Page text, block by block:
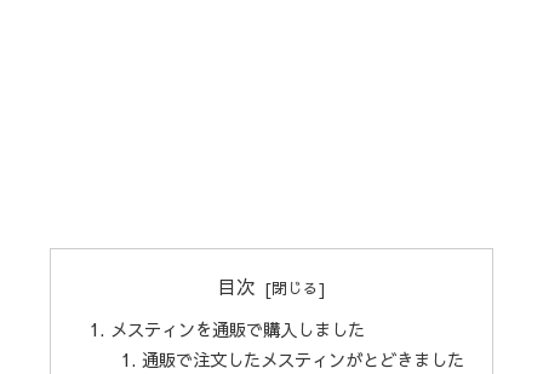
目次
メスティンを通販で購入しました
通販で注文したメスティンがとどきました